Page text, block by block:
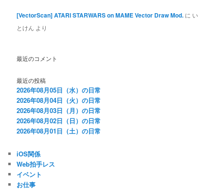
[VectorScan] ATARI STARWARS on MAME Vector Draw Mod. に い
とけん より
最近のコメント
最近の投稿
2026年08月05日（水）の日常
2026年08月04日（火）の日常
2026年08月03日（月）の日常
2026年08月02日（日）の日常
2026年08月01日（土）の日常
iOS関係
Web拍手レス
イベント
お仕事